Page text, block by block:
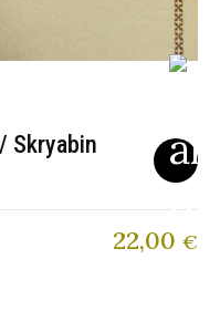
Skryabin
22,00 €